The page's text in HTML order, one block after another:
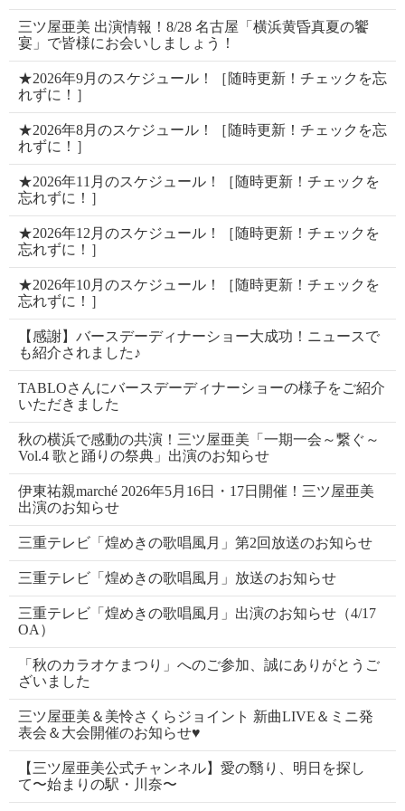
三ツ屋亜美 出演情報！8/28 名古屋「横浜黄昏真夏の饗
宴」で皆様にお会いしましょう！
★2026年9月のスケジュール！［随時更新！チェックを忘
れずに！］
★2026年8月のスケジュール！［随時更新！チェックを忘
れずに！］
★2026年11月のスケジュール！［随時更新！チェックを
忘れずに！］
★2026年12月のスケジュール！［随時更新！チェックを
忘れずに！］
★2026年10月のスケジュール！［随時更新！チェックを
忘れずに！］
【感謝】バースデーディナーショー大成功！ニュースで
も紹介されました♪
TABLOさんにバースデーディナーショーの様子をご紹介
いただきました
秋の横浜で感動の共演！三ツ屋亜美「一期一会～繋ぐ～
Vol.4 歌と踊りの祭典」出演のお知らせ
伊東祐親marché 2026年5月16日・17日開催！三ツ屋亜美
出演のお知らせ
三重テレビ「煌めきの歌唱風月」第2回放送のお知らせ
三重テレビ「煌めきの歌唱風月」放送のお知らせ
三重テレビ「煌めきの歌唱風月」出演のお知らせ（4/17
OA）
「秋のカラオケまつり」へのご参加、誠にありがとうご
ざいました
三ツ屋亜美＆美怜さくらジョイント 新曲LIVE＆ミニ発
表会＆大会開催のお知らせ♥
【三ツ屋亜美公式チャンネル】愛の翳り、明日を探し
て〜始まりの駅・川奈〜